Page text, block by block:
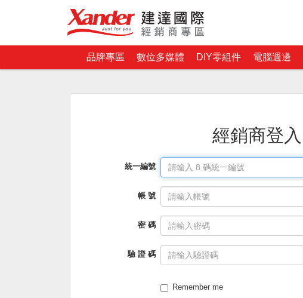
品牌專區 數位多媒體 DIY零組件 電腦週邊
經銷商登入
統一編號
帳 號
密 碼
驗 證 碼
Remember me